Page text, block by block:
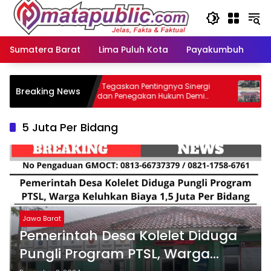
Langsung
konten
Sumatera Barat
Lima Puluh Kota Payakumbuh
Breaking NewsGMOCT Tegaskan Pentingnya Sinergi
Media dan Penegakan Hukum Demi
Masa Depan Kabupaten Limapuluh Kota
5 Juta Per Bidang
Jawa Barat
Pemerintah Desa Kolelet Diduga
Pungli Program PTSL, Warga